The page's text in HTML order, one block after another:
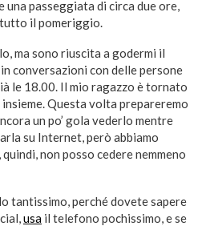
una passeggiata di circa due ore,
il pomeriggio.
ma sono riuscita a godermi il
conversazioni con delle persone
le 18.00. Il mio ragazzo è tornato
Questa volta prepareremo
un po’ gola vederlo mentre
su Internet, però abbiamo
non posso cedere nemmeno
tantissimo, perché dovete sapere
usa il telefono pochissimo, e se